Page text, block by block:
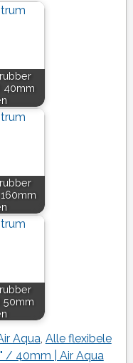
40mm
50mm
Aqua Alle flexibele
/ 40mm | Air Aqua